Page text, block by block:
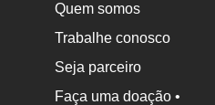
Quem somos
Trabalhe conosco
Seja parceiro
Faça uma doação •